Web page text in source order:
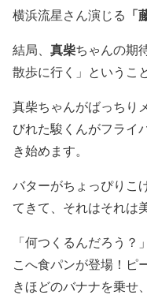
横浜流星さん演じる 「
結局、 真柴ちゃんの期
散歩に行く」というこ
真柴ちゃんがばっちり
びれた駿くんがフライ
き始めます。
バターがちょっぴりこ
てきて、それはそれは
「何つくるんだろう
こへ食パンが登場！ピ
きほどのバナナを乗せ